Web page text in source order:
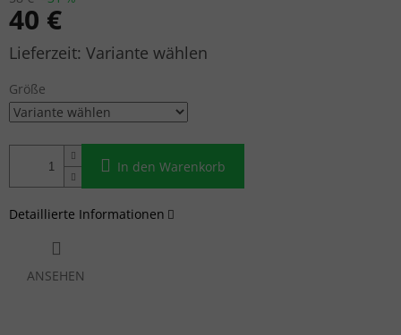
40 €
Verkaufspreis:Variante wählen
Größe
In den Warenkorb
Detaillierte Informationen
ANSEHEN